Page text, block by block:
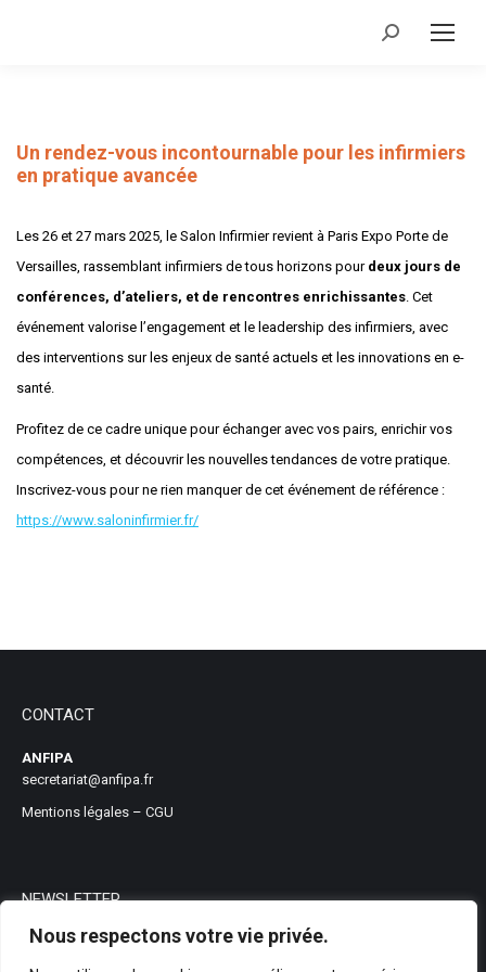
Nous respectons votre vie privée.
Recherche
Un rendez-vous incontournable pour les infirmiers
en pratique avancée
Les 26 et 27 mars 2025, le Salon Infirmier revient à Paris Expo Porte de
Versailles, rassemblant infirmiers de tous horizons pour deux jours de
conférences, d’ateliers, et de rencontres enrichissantes. Cet
événement valorise l’engagement et le leadership des infirmiers, avec
des interventions sur les enjeux de santé actuels et les innovations en e-
santé.
Profitez de ce cadre unique pour échanger avec vos pairs, enrichir vos
compétences, et découvrir les nouvelles tendances de votre pratique.
Inscrivez-vous pour ne rien manquer de cet événement de référence :
https://www.saloninfirmier.fr/
CONTACT
ANFIPA
secretariat@anfipa.fr
Mentions légales – CGU
NEWSLETTER